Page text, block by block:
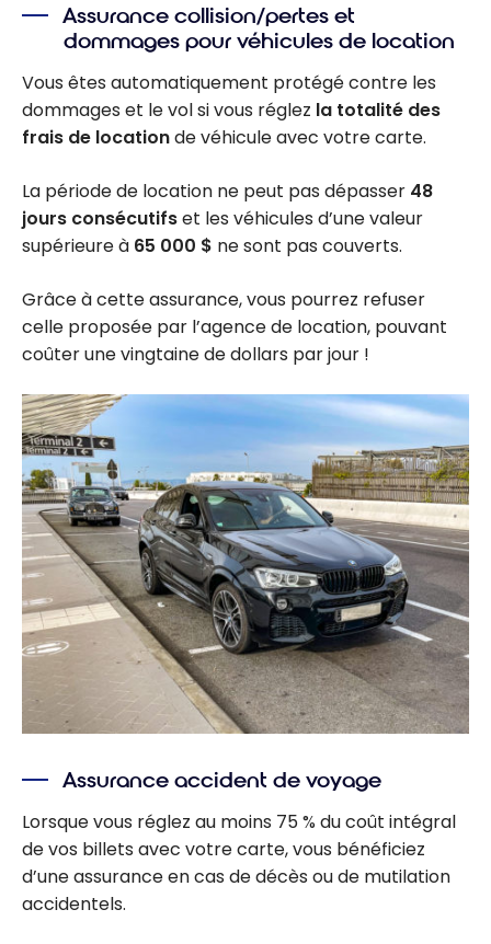
Assurance collision/pertes et
dommages pour véhicules de location
Vous êtes automatiquement protégé contre les
dommages et le vol si vous réglez la totalité des
frais de locationde véhicule avec votre carte.
La période de location ne peut pas dépasser 48
jours consécutifset les véhicules d’une valeur
supérieure à 65 000 $ ne sont pas couverts.
Grâce à cette assurance, vous pourrez refuser
celle proposée par l’agence de location, pouvant
coûter une vingtaine de dollars par jour !
Assurance accident de voyage
Lorsque vous réglez au moins 75 % du coût intégral
de vos billets avec votre carte, vous bénéficiez
d’une assurance en cas de décès ou de mutilation
accidentels.